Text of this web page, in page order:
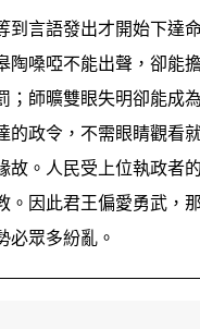
到言語發出才開始下達
陶嗓啞不能出聲，卻能
；師曠雙眼失明卻能成
的政令，不需眼睛觀看
故。人民受上位執政者
。因此君王偏愛勇武，
必眾多紛亂。